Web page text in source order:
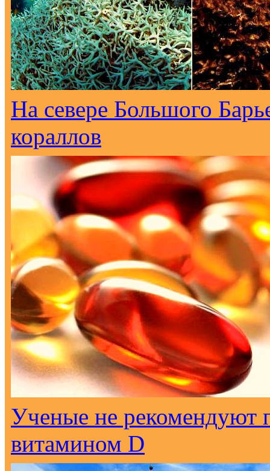
На севере Большого
кораллов
Ученые не рекомендуют
витамином D